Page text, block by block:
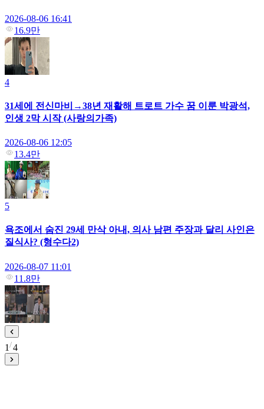
2026-08-06 16:41
16.9만
4
31세에 전신마비→38년 재활해 트로트 가수 꿈 이룬 박광석,
인생 2막 시작 (사랑의가족)
2026-08-06 12:05
13.4만
5
욕조에서 숨진 29세 만삭 아내, 의사 남편 주장과 달리 사인은
질식사? (형수다2)
2026-08-07 11:01
11.8만
1 4